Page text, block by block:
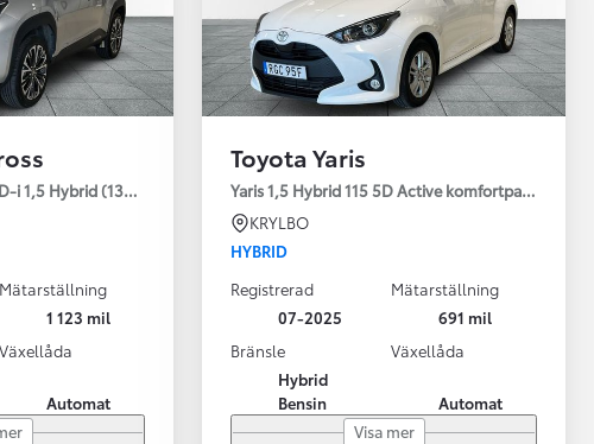
i 1,5 Hybrid (130HK) Style V-hjul
Mätarställning
1 123 mil
Växellåda
Automat
Toyota Yaris
Yaris 1,5 Hybrid 115 5D Active komfortpaket
KRYLBO
HYBRID
Registrerad
07-2025
Mätarställning
691 mil
Bränsle
Hybrid
Bensin
Växellåda
Automat
Visa mer